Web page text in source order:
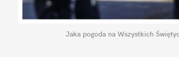
Jaka pogoda na Wszystkich